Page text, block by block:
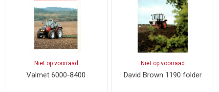
Niet op voorraad
Valmet 6000-8400
Niet op voorraad
David Brown 1190 folder